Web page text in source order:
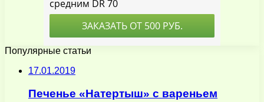
Популярные статьи
17.01.2019
Печенье «Натертыш» с вареньем